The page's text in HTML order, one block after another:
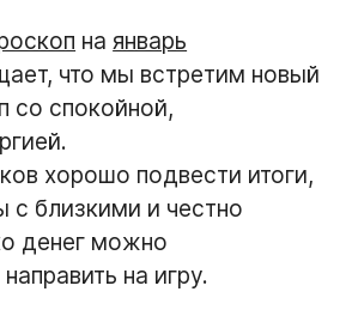
наянварь
что мы встретим новый
со спокойной,
хорошо подвести итоги,
с близкими и честно
денег можно
на игру.